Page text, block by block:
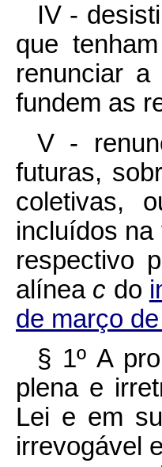
IV -
que
renunciar
fundem as
V -
futuras,
coletivas,
incluídos na
respectivo
alínea c do
de março
§ 1º A
plena e
Lei e em
irrevogável